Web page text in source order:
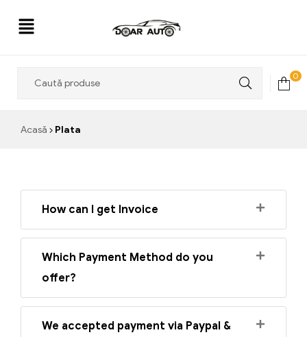
0
Acasă Plata
How can I get Invoice
Which Payment Method do you
offer?
We accepted payment via Paypal &